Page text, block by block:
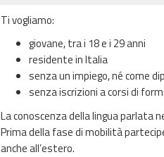
Ti vogliamo:
giovane, tra i 18 e i 29 anni
residente in Italia
senza un impiego, né come
senza iscrizioni a corsi di
La conoscenza della lingua parlata
Prima della fase di mobilità
anche all’estero.